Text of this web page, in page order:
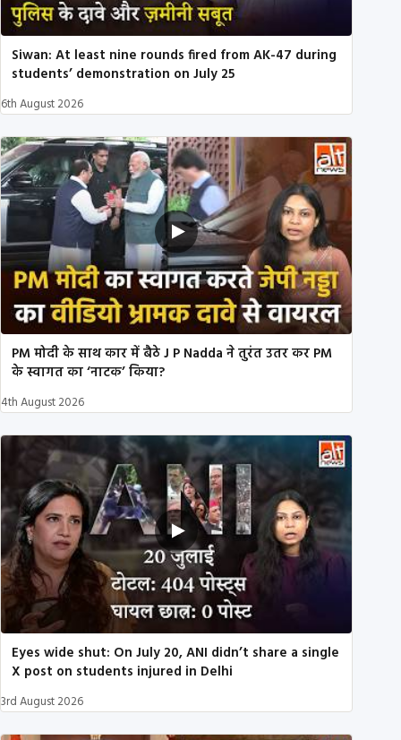
Siwan: At least nine rounds fired from AK-47 during
students’ demonstration on July 25
6th August 2026
PM मोदी के साथ कार में बैठे J P Nadda ने तुरंत उतर कर PM
के स्वागत का ‘नाटक’ किया?
4th August 2026
Eyes wide shut: On July 20, ANI didn’t share a single
X post on students injured in Delhi
3rd August 2026